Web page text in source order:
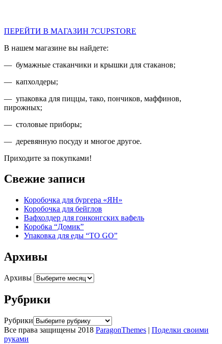
ПЕРЕЙТИ В МАГАЗИН 7CUPSTORE
В нашем магазине вы найдете:
— бумажные стаканчики и крышки для стаканов;
— капхолдеры;
— упаковка для пиццы, тако, пончиков, маффинов,
пирожных;
— столовые приборы;
— деревянную посуду и многое другое.
Приходите за покупками!
Свежие записи
Коробочка для бургера «ЯН»
Коробочка для бейглов
Вафхолдер для гонконгских вафель
Коробка “Домик”
Упаковка для еды “TO GO”
Архивы
Архивы
Рубрики
Рубрики
Все права защищены 2018 ParagonThemes | Поделки своими
руками